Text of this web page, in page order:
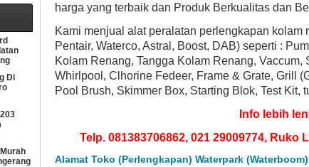
harga yang terbaik dan Produk Berkualitas dan
Kami menjual alat peralatan perlengkapan
Pentair, Waterco, Astral, Boost, DAB) seperti :
Kolam Renang, Tangga Kolam Renang, Vaccum,
Whirlpool, Clhorine Fedeer, Frame & Grate, Grill
Pool Brush, Skimmer Box, Starting Blok, Test Kit,
Info lebih
Telp. 081383706862, 021 29009774,
Alamat Toko (Perlengkapan) Waterpark
Di